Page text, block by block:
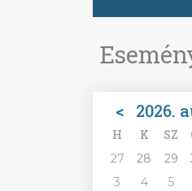
< 2026.
H K SZ
27 28 29
3
4 5